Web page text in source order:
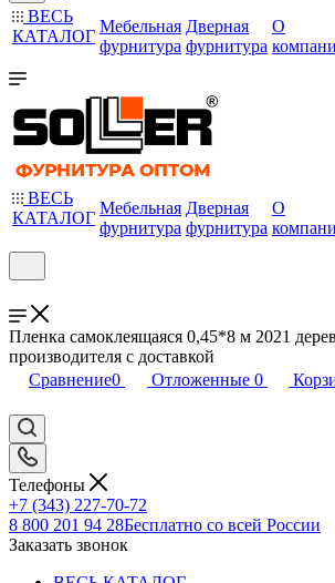
ВЕСЬ
КАТАЛОГ
Мебельная
фурнитура
Дверная
фурнитура
О
ВЕСЬ
КАТАЛОГ
Мебельная
фурнитура
Дверная
фурнитура
О
Пленка самоклеящаяся 0,45*8 м 2021
производителя с доставкой
Сравнение0 Отложенные 0
Телефоны
+7 (343) 227-70-72
8 800 201 94 28Бесплатно со всей России
Заказать звонок